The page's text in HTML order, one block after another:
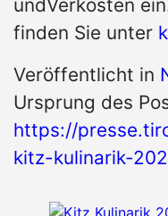
undVerkosten
finden Sie unter
Veröffentlicht in
Ursprung des
https://
kitz-kulinarik-